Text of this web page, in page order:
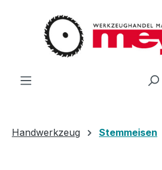
Zum Hauptinhalt springen
Handwerkzeug Stemmeisen